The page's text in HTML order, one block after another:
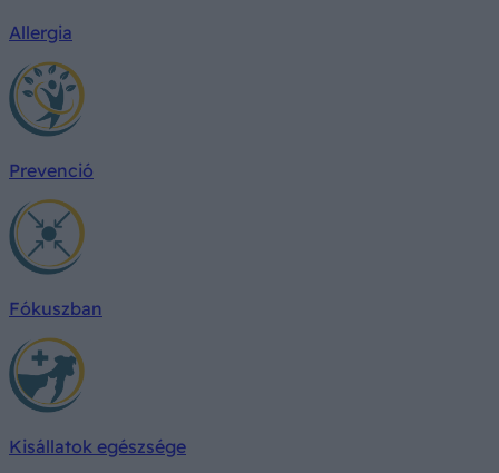
Allergia
Prevenció
Fókuszban
Kisállatok egészsége